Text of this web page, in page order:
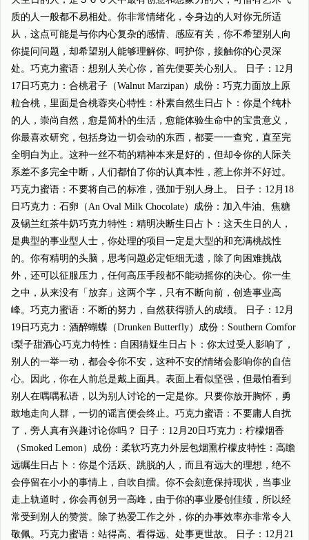
质的人一般都不易相处。你非常情绪化，令身边的人对你无所适
从，这点可能是与你内心复杂的感情、感应有关，你不希望别人向
你提问问题，却希望别人能够理解你、呵护你，接触你的心灵深
处。巧克力蜜语：想别人关心你，首先便要关心别人。 日子：12月
17日巧克力：合桃君子（Walnut Marzipan）成份：巧克力面放上原
粒合桃，里面是合桃蓉夹心特性：朴素自然生日占卜：你是个纯朴
的人，崇尚自然，愈是简朴的生活，愈能体验生命中的宝贵意义，
你最喜欢研究，包括身边一切会动的东西，都要一一查究，直至完
全明白为止。这种一丝不苟的精神本来是好的，但却令你的人际关
系差不多完全中断，人们都怕了你的认真本性，惹上你并不好过。
巧克力蜜语：不要将自己的标准，强加于别人身上。 日子：12月18
日巧克力：石卵（An Oval Milk Chocolate）成份：加入牛油、焦糖
及锡兰红茶牛奶巧克力特性：精明决断生日占卜：这天生日的人，
是典型的事业型人士，你处理的项目一定是大型的和充满桃战性
的。你有精明的头脑，思考问题必定钜细无遗，除了向困难挑战
外，还可以征服压力，任何高压手段都不能动摇你的决心。你一生
之中，从来没有「放弃」这两个字，只有不断向前，创造事业高
峰。巧克力蜜语：不断的努力，自然获得骄人的成绩。 日子：12月
19日巧克力：酒醉蝴蝶（Drunken Butterfly）成份：Southern Comfor
t梨子甜酒心巧克力特性：自困猜疑生日占卜：你太过受人影响了，
别人的一举一动，都会令你不安，这种不安的情绪会影响你的自信
心。因此，你在人前总是戴上面具。表面上看似坚强，但最怕看到
别人在喁喁私语，以为别人讨论的一定是你。只要你放开胸怀，勇
敢地走向人群，一切的谣言便会终止。巧克力蜜语：不要庸人自扰
了，旁人真有兴趣讨论你吗？ 日子：12月20日巧克力：柠檬烟香
（Smoked Lemon）成份：柔软巧克力外层包烟熏柠檬皮特性：高瞻
远瞩生日占卜：你是个活跃、跳脱的人，而且有远大的理想，绝不
会停留在小小的事情上，自吹自擂。你不会刻意保持现状，当事业
走上轨道时，你会再创另一高峰，由于你的事业屡创佳绩，所以经
常受到别人的赞赏。除了热爱工作之外，你的办事效率亦非常令人
敬佩。巧克力蜜语：站得高、看得远、处事更世故。 日子：12月21